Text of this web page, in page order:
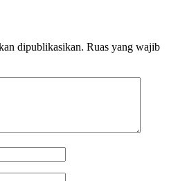
dipublikasikan. Ruas yang wajib